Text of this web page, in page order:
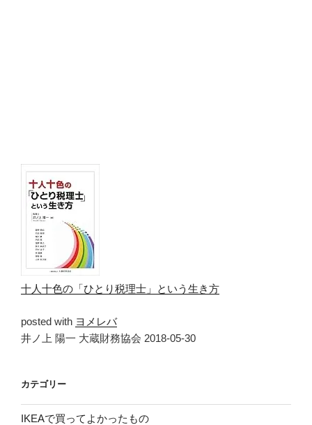
十人十色の「ひとり税理士」という生き方
posted with ヨメレバ
井ノ上 陽一 大蔵財務協会 2018-05-30
カテゴリー
IKEAで買ってよかったもの